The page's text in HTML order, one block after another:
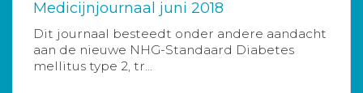
Medicijnjournaal juni 2018
Dit journaal besteedt onder andere aandacht
aan de nieuwe NHG-Standaard Diabetes
mellitus type 2, tr...